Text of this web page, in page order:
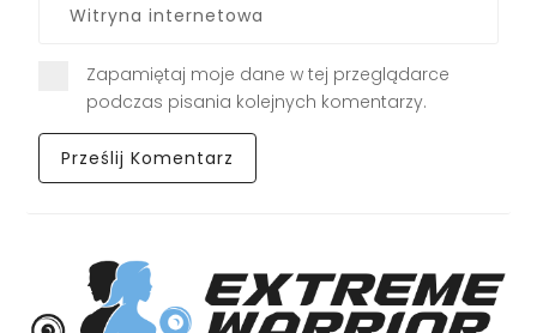
Zapamiętaj moje dane w tej przeglądarce
podczas pisania kolejnych komentarzy.